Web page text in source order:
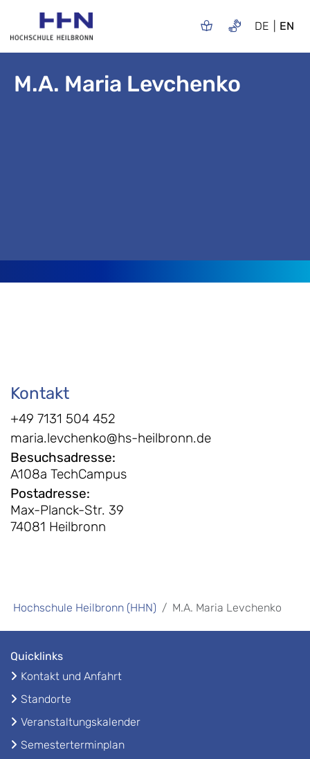
DE EN
M.A. Maria Levchenko
Kontakt
+49 7131 504 452
maria.levchenko@hs-heilbronn.de
Besuchsadresse:
A108a TechCampus
Postadresse:
Max-Planck-Str. 39
74081 Heilbronn
Hochschule Heilbronn (HHN) M.A. Maria Levchenko
Quicklinks
Kontakt und Anfahrt
Standorte
Veranstaltungskalender
Semesterterminplan